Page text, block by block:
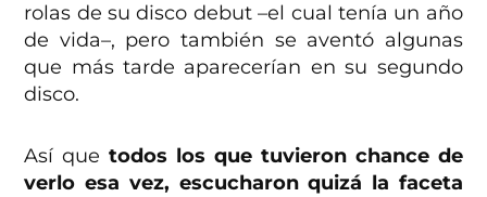
rolas de su disco debut –el cual tenía un año
de vida–, pero también se aventó algunas
que más tarde aparecerían en su segundo
disco.
Así quetodos los que tuvieron chance de
verlo esa vez, escucharon quizá la faceta